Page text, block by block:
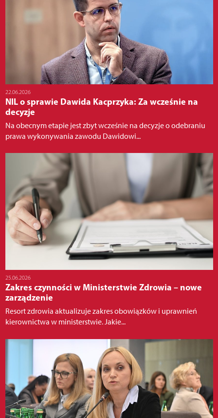
22.06.2026
NIL o sprawie Dawida Kacprzyka: Za wcześnie na
decyzje
Na obecnym etapie jest zbyt wcześnie na decyzje o odebraniu
prawa wykonywania zawodu Dawidowi...
25.06.2026
Zakres czynności w Ministerstwie Zdrowia – nowe
zarządzenie
Resort zdrowia aktualizuje zakres obowiązków i uprawnień
kierownictwa w ministerstwie. Jakie...